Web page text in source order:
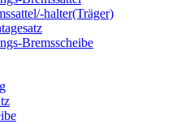
halter(Träger)
Bremsscheibe